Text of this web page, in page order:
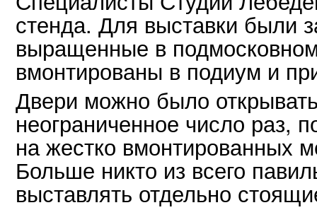
стенда. Для выставки были
выращенные в
вмонтированы в подиум и
Двери можно было
неограниченное число раз,
на жестко вмонтированных
Больше никто из всего
выставлять отдельно